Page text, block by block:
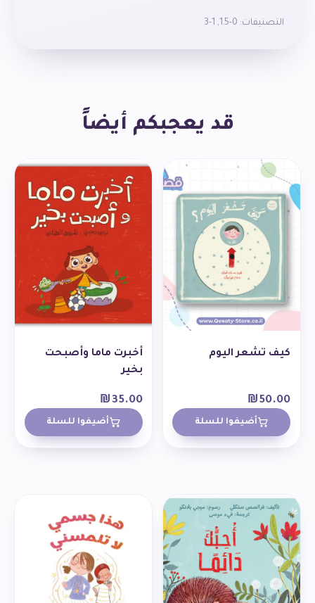
التصنيفات: 0-1.5
,
1-3
قد يعجبكم أيضاً
كيف تشعر اليوم
₪50.00
أضيفوا للسلة
أخبرت ماما وأصبحت
بخير
₪35.00
أضيفوا للسلة